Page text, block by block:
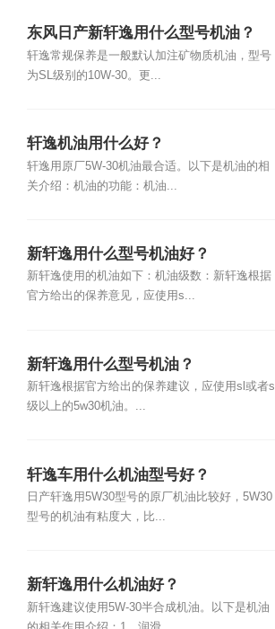
东风日产新轩逸用什么型号机油？
轩逸常规保养是一般默认加注矿物质机油，型号
为SL级别的10W-30。更...
轩逸机油用什么好？
轩逸用原厂5W-30机油最合适。以下是机油的相
关介绍：机油的功能：机油...
新轩逸用什么型号机油好？
新轩逸使用的机油如下：机油级数：新轩逸根据
官方给出的保养意见，应使用s...
新轩逸用什么型号机油？
新轩逸根据官方给出的保养建议，应使用sl或者sl
级以上的5w30机油。...
轩逸车用什么机油型号好？
日产轩逸用5W30型号的原厂机油比较好，5W30
型号的机油有粘度大，比...
新轩逸用什么机油好？
新轩逸建议使用5W-30半合成机油。以下是机油